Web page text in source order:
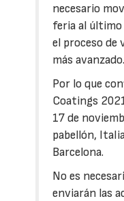
necesario
feria al
el proceso de
más avanzado.
Por lo que
Coatings
17 de
pabellón,
Barcelona.
No es
enviarán las